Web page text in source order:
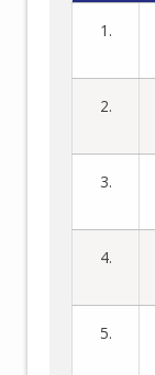
1.
2.
3.
4.
5.